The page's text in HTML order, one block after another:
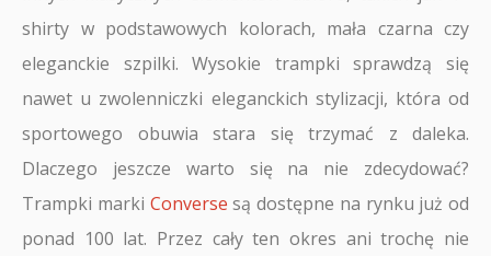
shirty w podstawowych kolorach, mała czarna czy
eleganckie szpilki. Wysokie trampki sprawdzą się
nawet u zwolenniczki eleganckich stylizacji, która od
sportowego obuwia stara się trzymać z daleka.
Dlaczego jeszcze warto się na nie zdecydować?
Trampki marki Converse są dostępne na rynku już od
ponad 100 lat. Przez cały ten okres ani trochę nie